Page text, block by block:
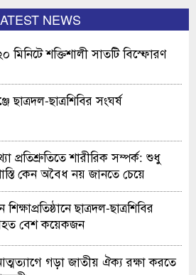
NEWS
মিনিটে শক্তিশালী সাতটি বিস্ফোরণ
ছাত্রদল-ছাত্রশিবির সংঘর্ষ
প্রতিশ্রুতিতে শারীরিক সম্পর্ক: শুধু
কেন অবৈধ নয় জানতে চেয়ে
রুল
ছাত্রদল-ছাত্রশিবির
বেশ কয়েকজন
গড়া জাতীয় ঐক্য রক্ষা করতে